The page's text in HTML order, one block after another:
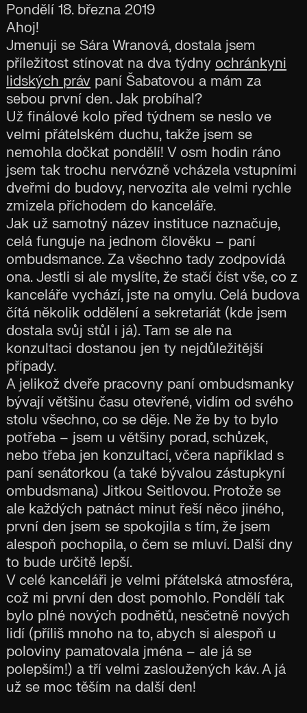
Pondělí 18. března 2019
Ahoj!
Jmenuji se Sára Wranová, dostala jsem
příležitost stínovat na dva týdny ochránkyni
lidských práv paní Šabatovou a mám za
sebou první den. Jak probíhal?
Už finálové kolo před týdnem se neslo ve
velmi přátelském duchu, takže jsem se
nemohla dočkat pondělí! V osm hodin ráno
jsem tak trochu nervózně vcházela vstupními
dveřmi do budovy, nervozita ale velmi rychle
zmizela příchodem do kanceláře.
Jak už samotný název instituce naznačuje,
celá funguje na jednom člověku – paní
ombudsmance. Za všechno tady zodpovídá
ona. Jestli si ale myslíte, že stačí číst vše, co z
kanceláře vychází, jste na omylu. Celá budova
čítá několik oddělení a sekretariát (kde jsem
dostala svůj stůl i já). Tam se ale na
konzultaci dostanou jen ty nejdůležitější
případy.
A jelikož dveře pracovny paní ombudsmanky
bývají většinu času otevřené, vidím od svého
stolu všechno, co se děje. Ne že by to bylo
potřeba – jsem u většiny porad, schůzek,
nebo třeba jen konzultací, včera například s
paní senátorkou (a také bývalou zástupkyní
ombudsmana) Jitkou Seitlovou. Protože se
ale každých patnáct minut řeší něco jiného,
první den jsem se spokojila s tím, že jsem
alespoň pochopila, o čem se mluví. Další dny
to bude určitě lepší.
V celé kanceláři je velmi přátelská atmosféra,
což mi první den dost pomohlo. Pondělí tak
bylo plné nových podnětů, nesčetně nových
lidí (příliš mnoho na to, abych si alespoň u
poloviny pamatovala jména – ale já se
polepším!) a tří velmi zasloužených káv. A já
už se moc těším na další den!